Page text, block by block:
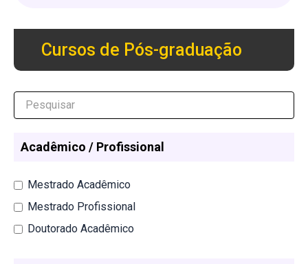
Cursos de Pós-graduação
Acadêmico / Profissional
Mestrado Acadêmico
Mestrado Profissional
Doutorado Acadêmico